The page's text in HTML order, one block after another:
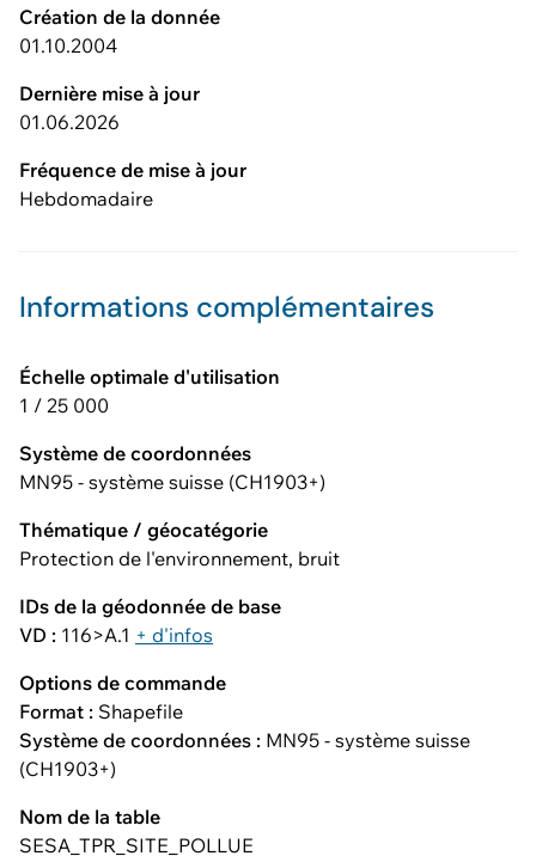
Création de la donnée
01.10.2004
Dernière mise à jour
01.06.2026
Fréquence de mise à jour
Hebdomadaire
Informations complémentaires
Échelle optimale d'utilisation
1 / 25 000
Système de coordonnées
MN95 - système suisse (CH1903+)
Thématique / géocatégorie
Protection de l'environnement, bruit
IDs de la géodonnée de base
VD : 116>A.1 + d'infos
Options de commande
Format : Shapefile
Système de coordonnées : MN95 - système suisse
(CH1903+)
Nom de la table
SESA_TPR_SITE_POLLUE